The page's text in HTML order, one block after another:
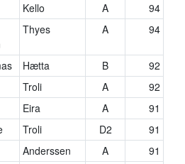
Kello A
94
Thyes A 94
Hætta B
92
Troli A
92
Eira A
91
Troli D2
91
Anderssen A
91